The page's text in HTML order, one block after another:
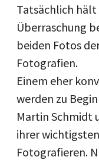
Tatsächlich hält
Überraschung
beiden Fotos
Fotografien.
Einem eher
werden zu
Martin Schmidt
ihrer
Fotografieren.